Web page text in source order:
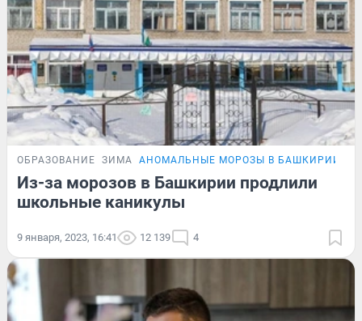
ОБРАЗОВАНИЕ ЗИМА АНОМАЛЬНЫЕ МОРОЗЫ В БАШКИРИИ
Из-за морозов в Башкирии продлили
школьные каникулы
9 января, 2023, 16:41 12 139 4